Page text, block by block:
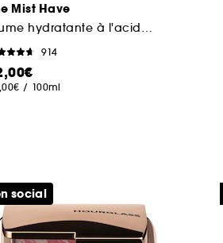
Mist Have
Brume hydratante à l'acide hyaluronique et à la lavande
914
/ 100ml
social